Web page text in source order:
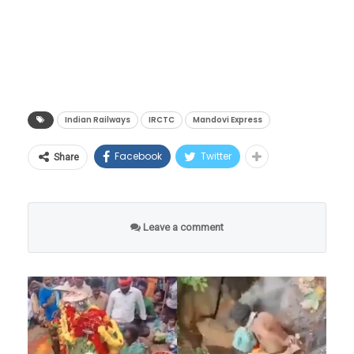
‘वेळापत्रक केवळ दिखावा?’
Indian Railways IRCTC Mandovi Express
Share Facebook Twitter
Leave a comment